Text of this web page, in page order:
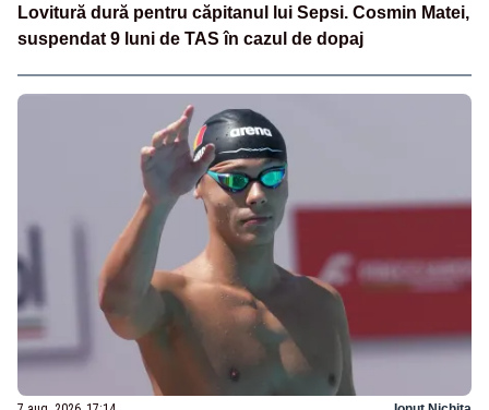
Lovitură dură pentru căpitanul lui Sepsi. Cosmin Matei,
suspendat 9 luni de TAS în cazul de dopaj